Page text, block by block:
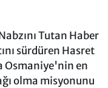
Tutan Haber
sürdüren Hasret
Osmaniye'nin en
olma misyonunu